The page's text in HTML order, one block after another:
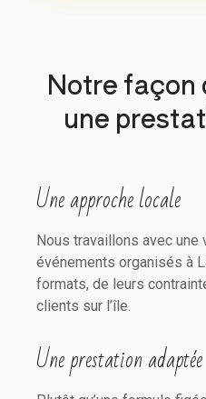
Notre façon
une
Une approche locale
Nous travaillons avec
événements organisés à
formats, de leurs
clients sur l’île.
Une prestation adaptée